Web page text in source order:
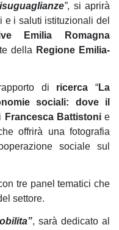
”, si aprirà
e i saluti istituzionali del
Emilia Romagna
della Regione Emilia-
di ricerca “La
sociali: dove il
Francesca Battistoni e
offrirà una fotografia
sociale sul
tre panel tematici che
settore.
, sarà dedicato al